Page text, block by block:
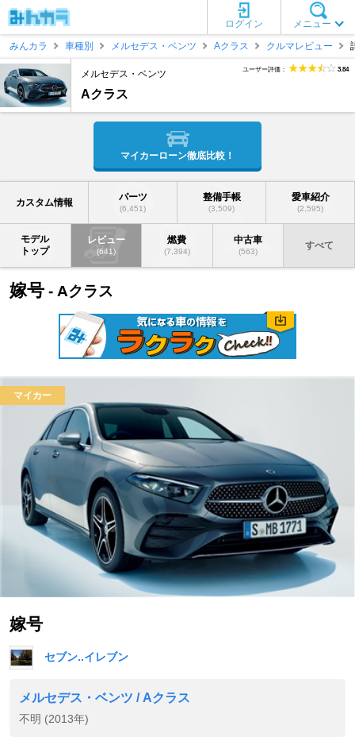
メニュー
ログイン
みんカラ
車種別 メルセデス・ベンツ Aクラス クルマレビュー
メルセデス・ベンツ
Aクラス
ユーザー評価： 3.84
マイカーローン徹底比較！
カスタム情報 パーツ
(6,451)
整備手帳
(3,509)
愛車紹介
(2,595)
モデル
トップ
レビュー
(641)
燃費
(7,394)
中古車
(563)
すべて
嫁号 - Aクラス
マイカー
嫁号
セブン..イレブン
メルセデス・ベンツ / Aクラス
不明 (2013年)